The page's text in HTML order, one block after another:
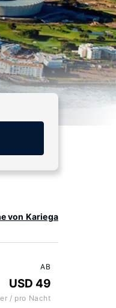
von Kariega
AB
USD 49
/ pro Nacht